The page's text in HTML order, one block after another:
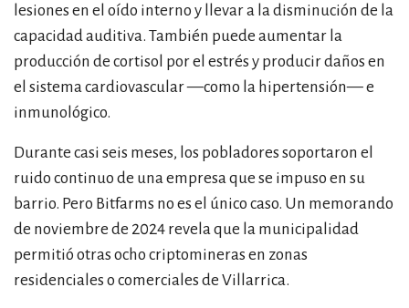
lesiones en el oído interno y llevar a la disminución de la
capacidad auditiva. También puede aumentar la
producción de cortisol por el estrés y producir daños en
el sistema cardiovascular—como la hipertensión—e
inmunológico.
Durante casi seis meses, los pobladores soportaron el
ruido continuo de una empresa que se impuso en su
barrio. Pero Bitfarms no es el único caso. Un memorando
de noviembre de 2024 revela que la municipalidad
permitió otras ocho criptomineras en zonas
residenciales o comerciales de Villarrica.